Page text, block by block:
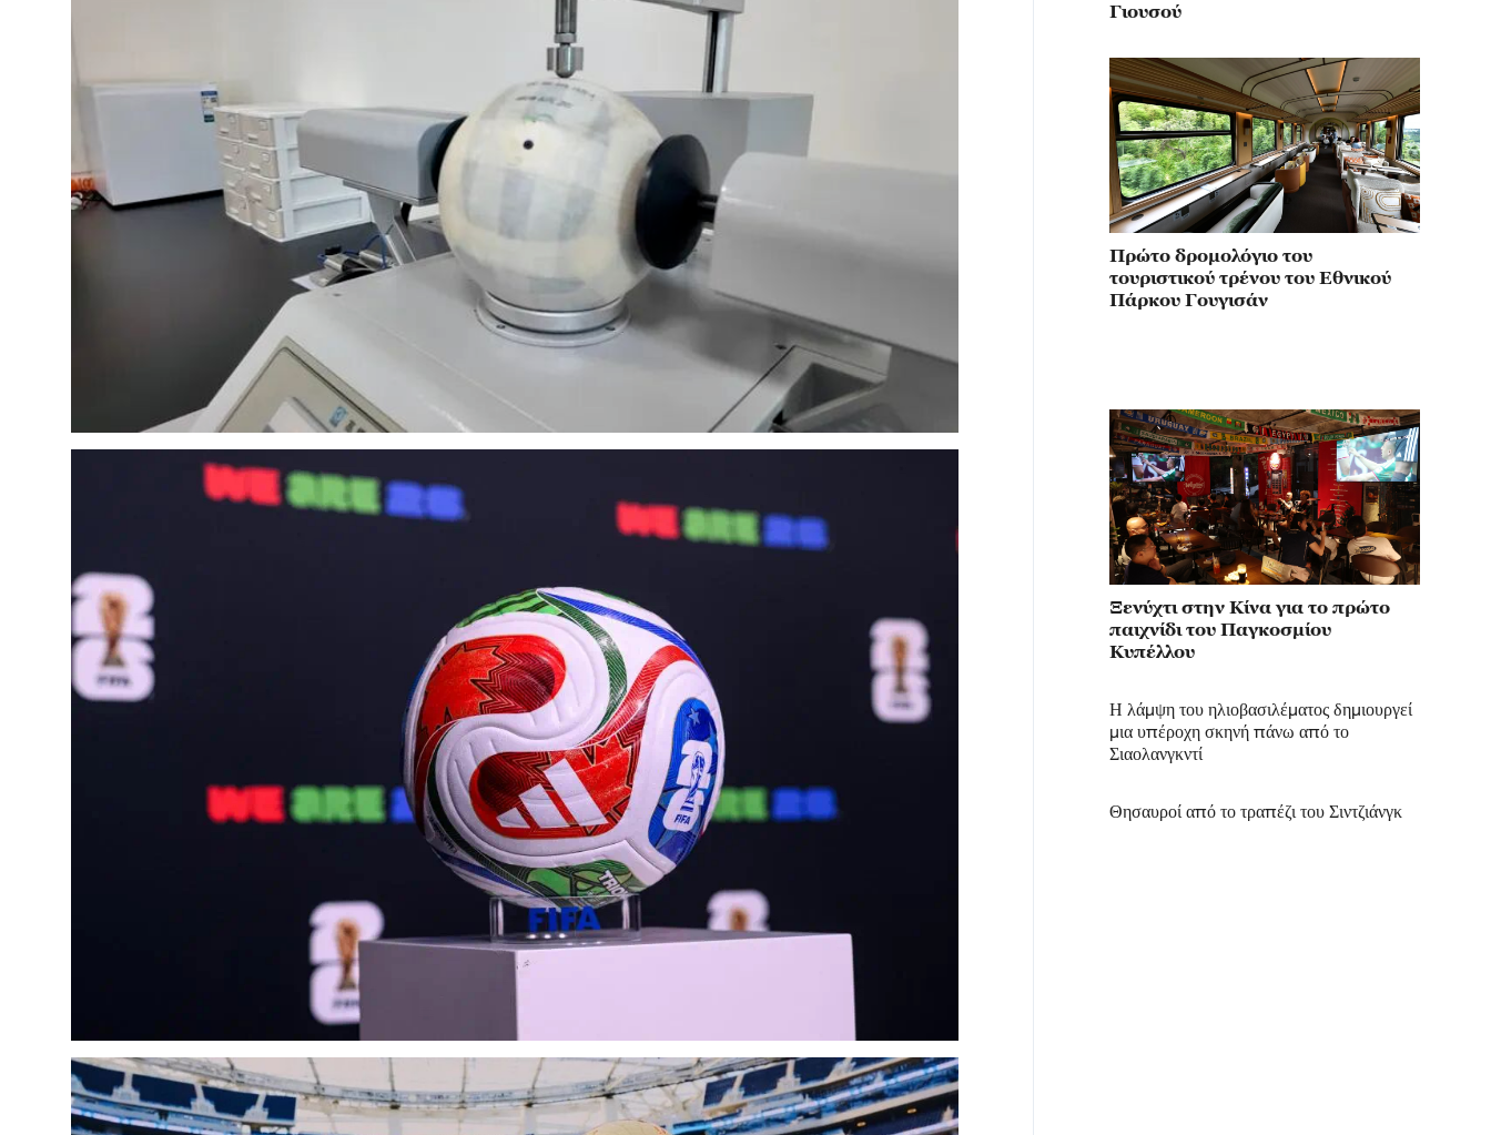
Γιουσού
Πρώτο δρομολόγιο του
τουριστικού τρένου του Εθνικού
Πάρκου Γουγισάν
Ξενύχτι στην Κίνα για το πρώτο
παιχνίδι του Παγκοσμίου
Κυπέλλου
Η λάμψη του ηλιοβασιλέματος δημιουργεί
μια υπέροχη σκηνή πάνω από το
Σιαολανγκντί
Θησαυροί από το τραπέζι του Σιντζιάνγκ